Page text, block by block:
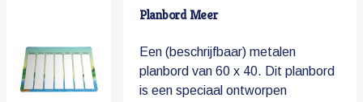
Planbord Meer
Een (beschrijfbaar) metalen
planbord van 60 x 40. Dit planbord
is een speciaal ontworpen